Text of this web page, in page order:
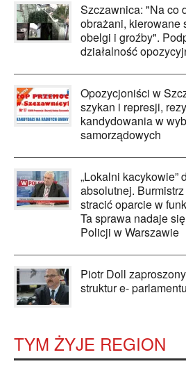
Szczawnica: "Na co
obrażani, kierowane
obelgi i groźby".
działalność
Opozycjoniści w
szykan i represji,
kandydowania w
samorządowych
„Lokalni kacykowie”
absolutnej.
stracić oparcie w
Ta sprawa nadaje
Policji w Warszawie
Piotr Doll
struktur e- parlamentu
TYM ŻYJE REGION